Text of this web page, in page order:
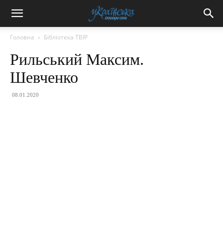
Головна Бібліотека ТВІР
Рильський Максим.
Шевченко
08.01.2020